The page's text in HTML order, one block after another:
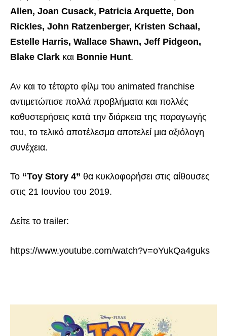
Allen, Joan Cusack, Patricia Arquette, Don
Rickles, John Ratzenberger, Kristen Schaal,
Estelle Harris, Wallace Shawn, Jeff Pidgeon,
Blake Clark και Bonnie Hunt.
Αν και το τέταρτο φίλμ του animated franchise
αντιμετώπισε πολλά προβλήματα και πολλές
καθυστερήσεις κατά την διάρκεια της παραγωγής
του, το τελικό αποτέλεσμα αποτελεί μια αξιόλογη
συνέχεια.
Το “Toy Story 4” θα κυκλοφορήσει στις αίθουσες
στις 21 Ιουνίου του 2019.
Δείτε το trailer:
https://www.youtube.com/watch?v=oYukQa4guks